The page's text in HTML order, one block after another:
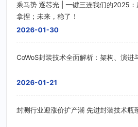
乘马势 逐芯光 | 一键三连我们的2025：
拿捏；未来，稳了！
2026-01-30
CoWoS封装技术全面解析：架构、演进
2026-01-21
封测行业迎涨价扩产潮 先进封装技术瓶